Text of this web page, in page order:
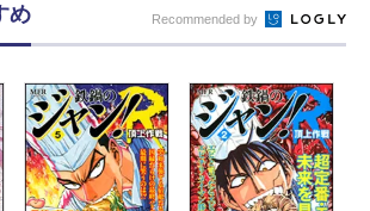
め Recommended by